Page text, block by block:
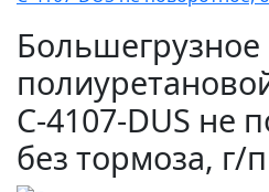
Большегрузное
С-4107-DUS не
без тормоза, г/